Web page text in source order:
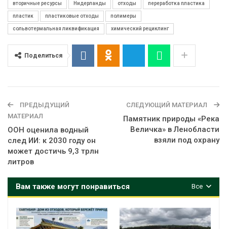
вторичные ресурсы Нидерланды отходы переработка пластика
пластик пластиковые отходы полимеры
сольвотермальная ликвификация химический рециклинг
Поделиться
ПРЕДЫДУЩИЙ
МАТЕРИАЛ
ООН оценила водный
след ИИ: к 2030 году он
может достичь 9,3 трлн
литров
СЛЕДУЮЩИЙ МАТЕРИАЛ
Памятник природы «Река
Величка» в Ленобласти
взяли под охрану
Все
Вам также могут понравиться